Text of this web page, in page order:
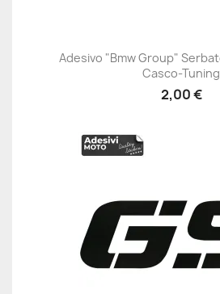
Adesivo "Bmw Group"
Casco-Tuning
2,00 €